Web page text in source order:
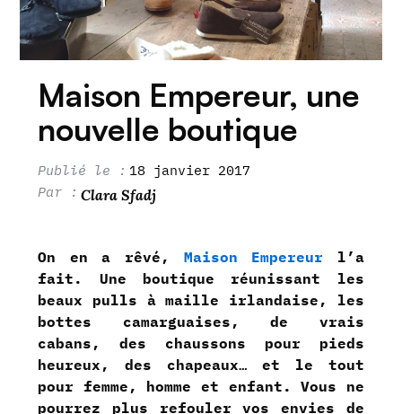
Maison Empereur, une
nouvelle boutique
18 janvier 2017
Clara Sfadj
On en a rêvé, Maison Empereur l’a
fait. Une boutique réunissant les
beaux pulls à maille irlandaise, les
bottes camarguaises, de vrais
cabans, des chaussons pour pieds
heureux, des chapeaux… et le tout
pour femme, homme et enfant. Vous ne
pourrez plus refouler vos envies de